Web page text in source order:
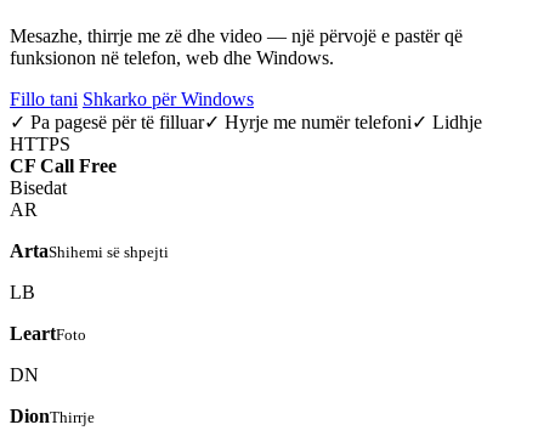
Mesazhe, thirrje me zë dhe video — një përvojë e pastër që
funksionon në telefon, web dhe Windows.
Fillo tani Shkarko për Windows
✓ Pa pagesë për të filluar✓ Hyrje me numër telefoni✓ Lidhje
HTTPS
CF Call Free
Bisedat
AR
ArtaShihemi së shpejti
LB
LeartFoto
DN
DionThirrje